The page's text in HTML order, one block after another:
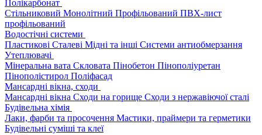
Полікарбонат
Стільниковий Монолітний Профільований ПВХ-лист
профільований
Водостічні системи
Пластикові Сталеві Мідні та інші Системи антиобмерзання
Утеплювачі
Мінеральна вата Скловата Пінобетон Пінополіуретан
Пінополістирол Поліфасад
Мансардні вікна, сходи
Мансардні вікна Сходи на горище Сходи з нержавіючої сталі
Будівельна хімія
Лаки, фарби та просочення Мастики, праймери та герметики
Будівельні суміші та клеї